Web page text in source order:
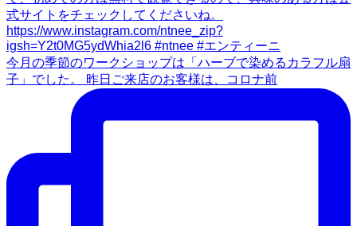
今月の季節のワークショップは「ハーブで染めるカラフル扇
子」でした。 昨日ご来店のお客様は、コロナ前